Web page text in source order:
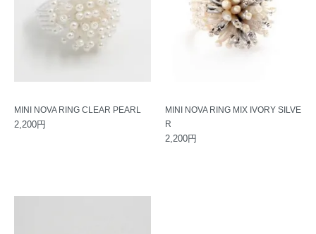
MINI NOVA RING CLEAR PEARL
2,200円
MINI NOVA RING MIX IVORY SILVE
R
2,200円